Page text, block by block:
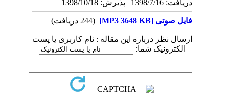
دریافت: 1398/7/16 | پذیرش: 1398/10/18
فایل صوتی [MP3 3648 KB] (244 دریافت)
ارسال نظر درباره این مقاله : نام کاربری یا پست
الکترونیک شما: